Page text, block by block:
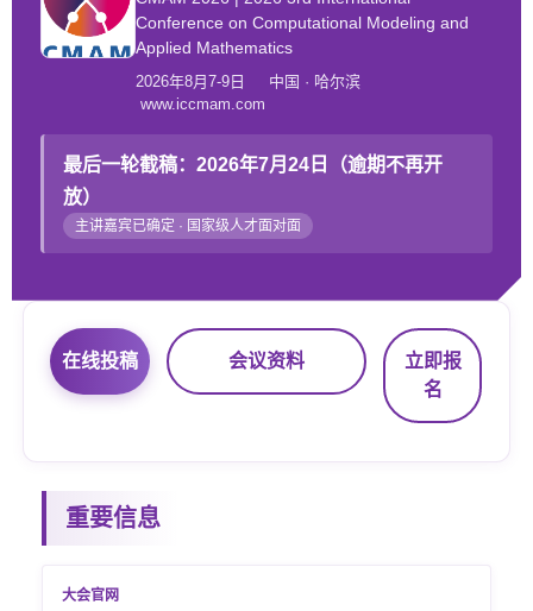
Conference on Computational Modeling and
Applied Mathematics
2026年8月7-9日 中国 · 哈尔滨
www.iccmam.com
最后一轮截稿：2026年7月24日（逾期不再开
放）
主讲嘉宾已确定 · 国家级人才面对面
在线投稿 会议资料
立即报
名
重要信息
大会官网